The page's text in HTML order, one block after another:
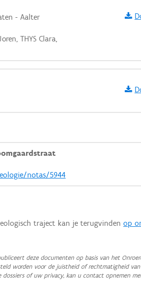
- Aalter
THYS Clara,
notas/5944
traject kan je terugvindenop
deze documenten op basis van het
worden voor de juistheid of rechtmatigheid
of uw privacy, kan u contact opnemen